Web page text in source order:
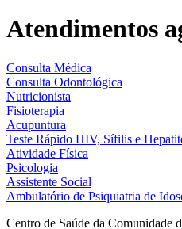
Atendimentos
Consulta Médica
Consulta Odontológica
Nutricionista
Fisioterapia
Acupuntura
Teste Rápido HIV, Sífilis e
Atividade Física
Psicologia
Assistente Social
Ambulatório de Psiquiatria de
Centro de Saúde da Comunidade